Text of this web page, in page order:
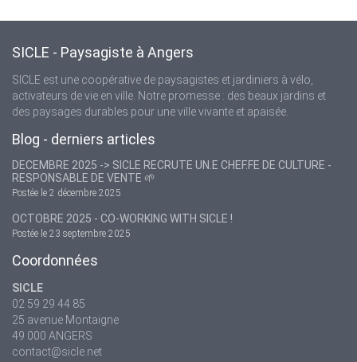
SICLE - Paysagiste à Angers
SICLE est une coopérative de paysagistes et jardiniers à vélo,
activateurs de vie en ville. Notre promesse : des beaux jardins et
des paysages durables pour une ville vivante et apaisée.
Blog - derniers articles
DECEMBRE 2025 -> SICLE RECRUTE UN.E CHEF.FE DE CULTURE -
RESPONSABLE DE VENTE 🌱
Postée le 2 décembre 2025
OCTOBRE 2025 - CO-WORKING WITH SICLE !
Postée le 23 septembre 2025
Coordonnées
SICLE
02 59 29 44 85
25 avenue Montaigne
49 000 ANGERS
contact@sicle.net